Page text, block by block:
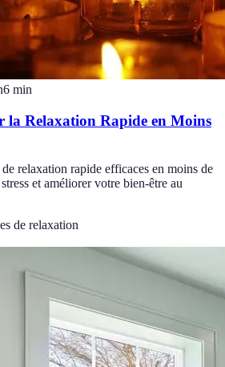
6 min
la Relaxation Rapide en Moins
relaxation rapide efficaces en moins de
et améliorer votre bien-être au
de relaxation